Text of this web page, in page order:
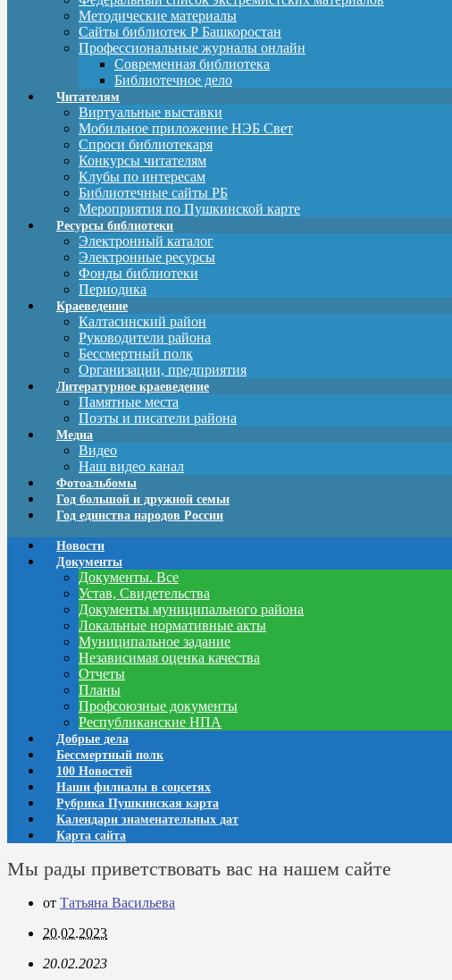
Методические материалы
Сайты библиотек Р Башкоростан
Профессиональные журналы онлайн
Современная библиотека
Библиотечное дело
Читателям
Виртуальные выставки
Мобильное приложение НЭБ Свет
Спроси библиотекаря
Конкурсы читателям
Клубы по интересам
Библиотечные сайты РБ
Мероприятия по Пушкинской карте
Ресурсы библиотеки
Электронный каталог
Электронные ресурсы
Фонды библиотеки
Периодика
Краеведение
Калтасинский район
Руководители района
Бессмертный полк
Организации, предприятия
Литературное краеведение
Памятные места
Поэты и писатели района
Медиа
Видео
Наш видео канал
Фотоальбомы
Год большой и дружной семьи
Год единства народов России
Новости
Документы
Документы. Все
Устав, Свидетельства
Документы муниципального района
Локальные нормативные акты
Муниципальное задание
Независимая оценка качества
Отчеты
Планы
Профсоюзные документы
Республиканские НПА
Добрые дела
Бессмертный полк
100 Новостей
Наши филиалы в соцсетях
Рубрика Пушкинская карта
Календари знаменательных дат
Карта сайта
Мы рады приветствовать вас на нашем сайте
от Татьяна Васильева
20.02.2023
20.02.2023